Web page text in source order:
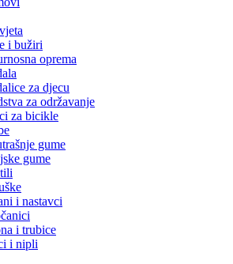
i bužiri
oprema
za djecu
za održavanje
za bicikle
gume
gume
i nastavci
i trubice
i nipli